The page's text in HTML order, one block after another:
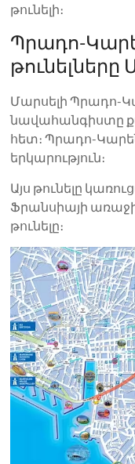
թունելի։
Պրադո-
թունելները
Մարսելի Պրադո-
նավահանգիստը
հետ։ Պրադո-
երկարություն։
Այս թունելը
Ֆրանսիայի
թունելը։